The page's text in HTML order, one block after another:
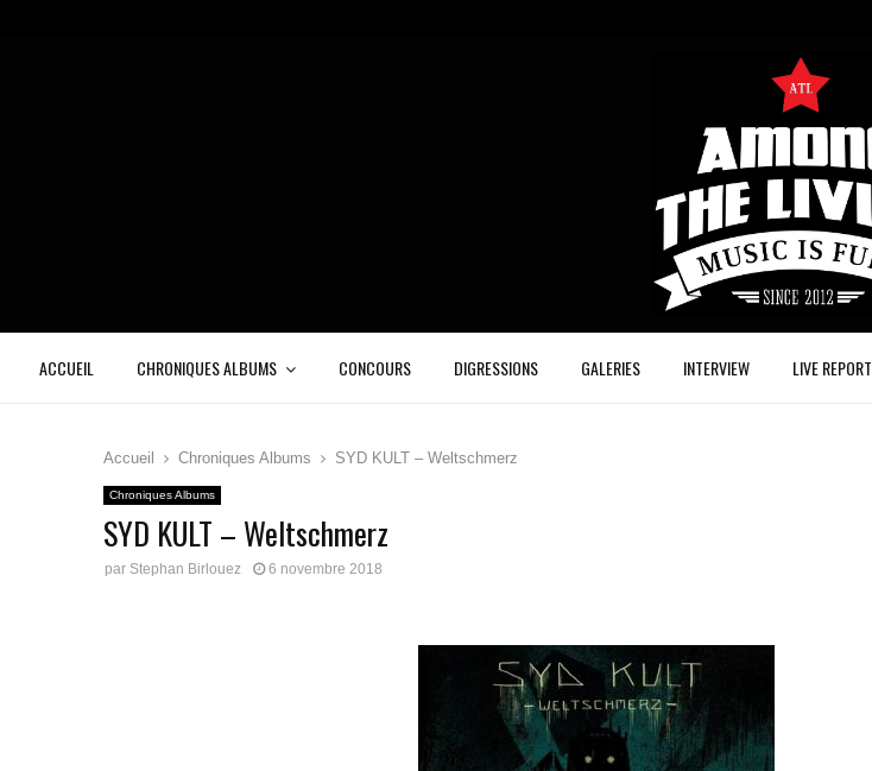
ACCUEIL CHRONIQUES ALBUMS CONCOURS DIGRESSIONS GALERIES INTERVIEW LIVE REPORT
Accueil Chroniques Albums SYD KULT – Weltschmerz
Chroniques Albums
SYD KULT – Weltschmerz
par Stephan Birlouez 6 novembre 2018